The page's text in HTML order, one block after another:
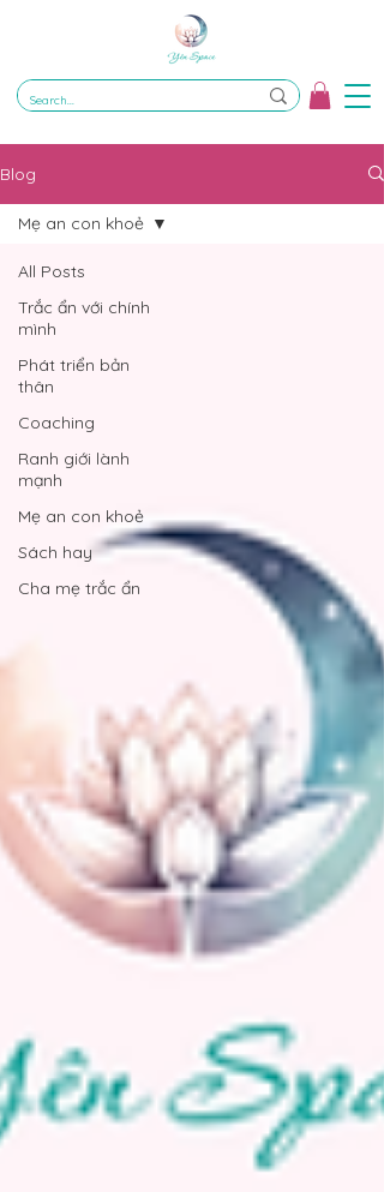
Blog
All Posts
Trắc ẩn với chính
mình
Phát triển bản
thân
Coaching
Ranh giới lành
mạnh
Mẹ an con khoẻ
Sách hay
Cha mẹ trắc ẩn
Mẹ an con khoẻ